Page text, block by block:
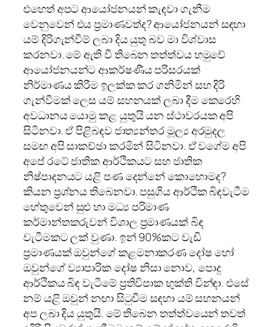
එහෙත් අපට ආයෝජනයන් කැඳවා ගැනීම
වෙනුවෙන් එය ප්‍රමාණවත්ද? ආයෝජනයන් සඳහා
යම් දිරිගැන්වීම් ලබා දිය යුතු බව මා විශ්වාස
කරනවා. මේ ඇති වී තිබෙන තත්ත්වය හමුවේ
ආයෝජනයන්ට ආකර්ෂණීය පරිසරයක්
නිර්මාණය කිරීම ඉලක්ක කර ගනිමින් සහ දිරි
ගැන්වීමක් ලෙස යම් සහනයක් ලබා දීම කෙරෙහි
අවධානය යොමු කළ යුතුයි යන ස්ථාවරයක අපි
සිටිනවා. ඒ පිළිබඳව ජාත්‍යන්තර මූල්‍ය අරමුදල
සමඟ අපි සාකච්ඡා කරමින් සිටිනවා. ඒ වගේම අපි
අපේ රටේ ජාතික ආර්ථිකයට සහ ජාතික
නිෂ්පාදනයට යළි පණ දෙන්නේ කොහොමද?
කියන ප්‍රශ්නය තිබෙනවා. පසුගිය ආර්ථික බිඳවැටීම
හේතුවෙන් සුළු හා මධ්‍ය පරිමාණ
කර්මාන්තකරුවන් විශාල ප්‍රමාණයක් බිඳ
වැටීමකට ලක් වුණා. ඉන් 90%කට වැඩි
ප්‍රමාණයක් ඔවුන්ගේ කළමනාකරණ දෝෂ හෝ
ඔවුන්ගේ ව්‍යාපාරික දෝෂ නිසා නොව, පොදු
ආර්ථිකය බිඳ වැටීමේ ප්‍රතිවිපාක භුක්ති වින්ඳා. එසේ
නම් යළි ඔවුන් නඟා සිටුවීම සඳහා යම් සහනයන්
අප ලබා දිය යුතුයි. මේ තිබෙන තත්ත්වයෙන් තවත්